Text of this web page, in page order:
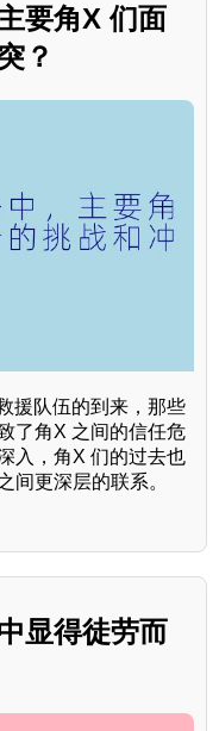
要角X 们面
？
援队伍的到来，那些
了角X 之间的信任危
入，角X 们的过去也
间更深层的联系。
显得徒劳而